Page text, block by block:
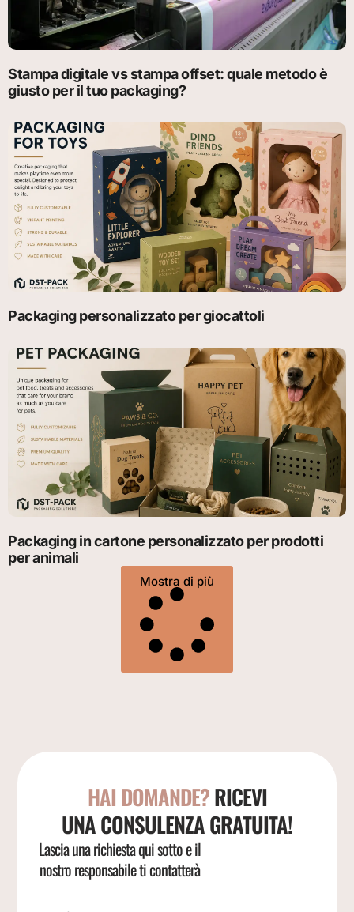
Stampa digitale vs stampa offset: quale metodo è
giusto per il tuo packaging?
Packaging personalizzato per giocattoli
Packaging in cartone personalizzato per prodotti
per animali
Mostra di più
HAI DOMANDE?RICEVI
UNA CONSULENZA GRATUITA!
Lascia una richiesta qui sotto e il
nostro responsabile ti contatterà